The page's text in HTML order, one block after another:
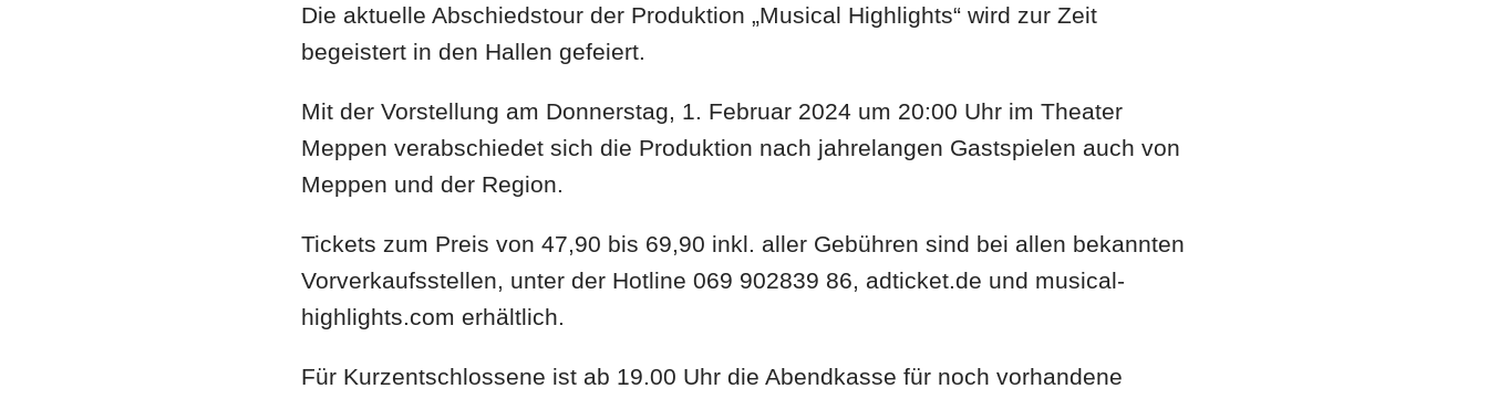
Die aktuelle Abschiedstour der Produktion „Musical Highlights“ wird zur Zeit
begeistert in den Hallen gefeiert.
Mit der Vorstellung am Donnerstag, 1. Februar 2024 um 20:00 Uhr im Theater
Meppen verabschiedet sich die Produktion nach jahrelangen Gastspielen auch von
Meppen und der Region.
Tickets zum Preis von 47,90 bis 69,90 inkl. aller Gebühren sind bei allen bekannten
Vorverkaufsstellen, unter der Hotline 069 902839 86, adticket.de und musical-
highlights.com erhältlich.
Für Kurzentschlossene ist ab 19.00 Uhr die Abendkasse für noch vorhandene